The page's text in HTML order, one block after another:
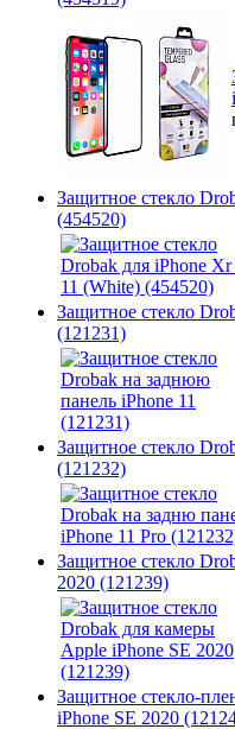
Защитное стекло
(454520)
Защитное стекло
(121231)
Защитное стекло
(121232)
Защитное стекло
2020 (121239)
Защитное стекло-
iPhone SE 2020